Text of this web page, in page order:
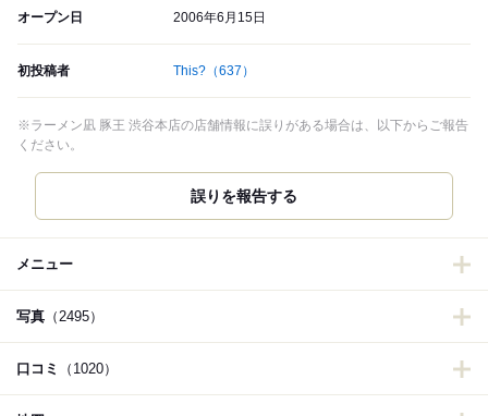
オープン日 2006年6月15日
初投稿者 This? （637）
※ラーメン凪 豚王 渋谷本店の店舗情報に誤りがある場合は、以下からご報告
ください。
誤りを報告する
メニュー
写真 （2495）
口コミ （1020）